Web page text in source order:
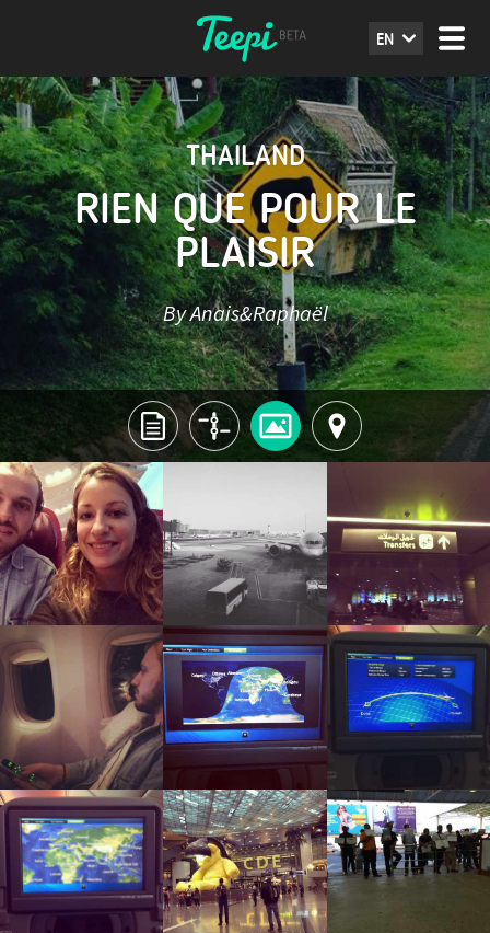
EN
THAILAND
RIEN QUE POUR LE
PLAISIR
By Anais&Raphaël